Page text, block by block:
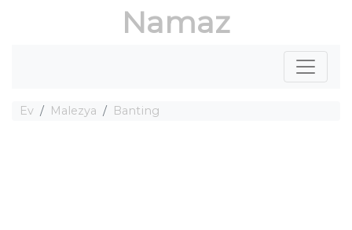
Namaz
Ev Malezya Banting